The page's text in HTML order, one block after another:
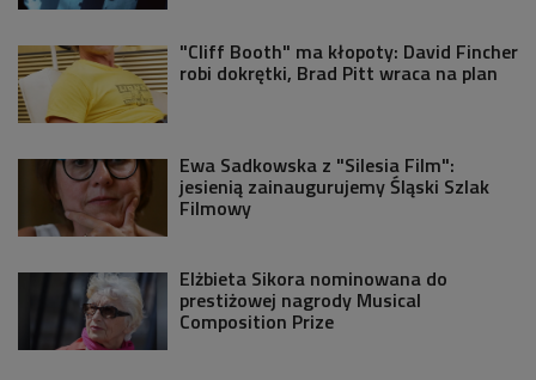
"Cliff Booth" ma kłopoty: David Fincher
robi dokrętki, Brad Pitt wraca na plan
Ewa Sadkowska z "Silesia Film":
jesienią zainaugurujemy Śląski Szlak
Filmowy
Elżbieta Sikora nominowana do
prestiżowej nagrody Musical
Composition Prize